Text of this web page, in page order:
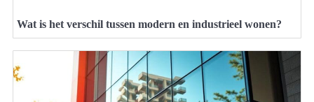
Wat is het verschil tussen modern en industrieel wonen?